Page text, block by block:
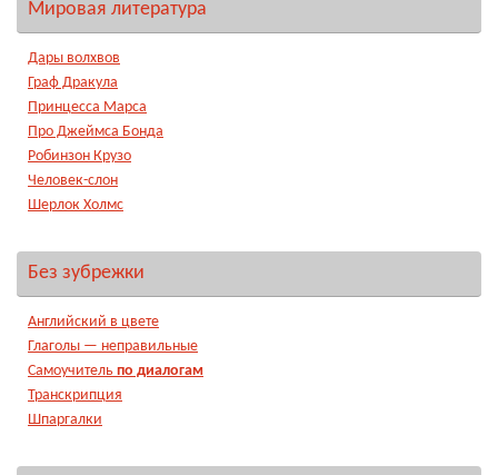
Мировая литература
Дары волхвов
Граф Дракула
Принцесса Марса
Про Джеймса Бонда
Робинзон Крузо
Человек-слон
Шерлок Холмс
Без зубрежки
Английский в цвете
Глаголы — неправильные
Самоучитель по диалогам
Транскрипция
Шпаргалки